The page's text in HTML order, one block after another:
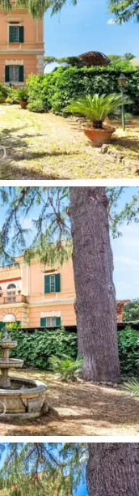
com piso em
que dão
árvores do
estão os
elegantes e
e equipados
Cada quarto é
macias,
sobre o
a umterraço
sala, cozinha, 2
mediterrânico de
em plantas
um oásis de
podem relaxar
uma xícara
A
estacionamento